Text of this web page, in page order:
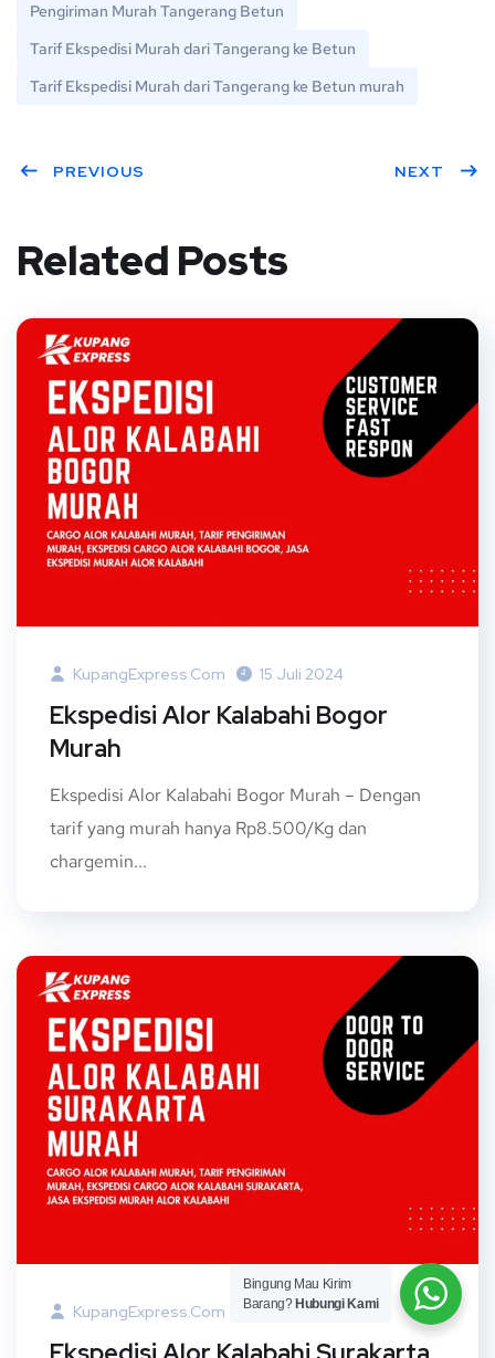
Pengiriman Murah Tangerang Betun
Tarif Ekspedisi Murah dari Tangerang ke Betun
Tarif Ekspedisi Murah dari Tangerang ke Betun murah
PREVIOUS NEXT
Related Posts
KupangExpress.com 15 Juli 2024
Ekspedisi Alor Kalabahi Bogor
Murah
Ekspedisi Alor Kalabahi Bogor Murah – Dengan
tarif yang murah hanya Rp8.500/Kg dan
chargemin...
KupangExpress.com 15 Juli 2024
Bingung Mau Kirim
Barang? Hubungi Kami